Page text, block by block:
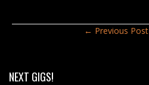
← Previous Post
NEXT GIGS!